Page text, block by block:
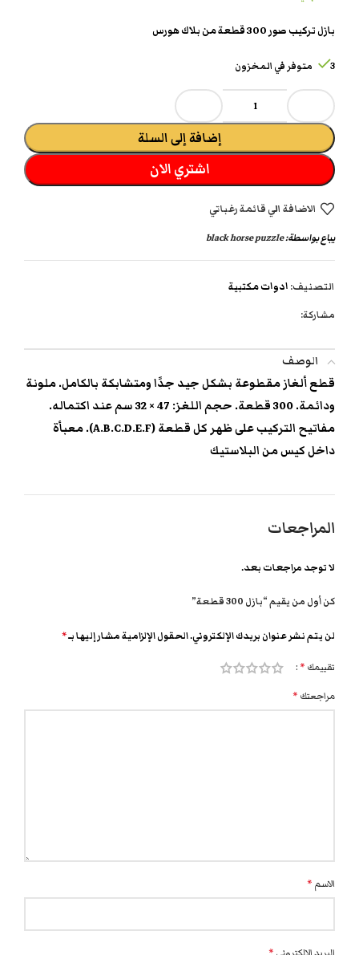
بازل تركيب صور 300 قطعة من بلاك هورس
3 متوفر في المخزون
إضافة إلى السلة
اشتري الان
الاضافة الي قائمة رغباتي
يباع بواسطة:black horse puzzle
التصنيف: ادوات مكتبية
مشاركة:
الوصف
قطع ألغاز مقطوعة بشكل جيد جدًا ومتشابكة بالكامل. ملونة
ودائمة. 300 قطعة. حجم اللغز: 47 × 32 سم عند اكتماله.
مفاتيح التركيب على ظهر كل قطعة (A.B.C.D.E.F). معبأة
داخل كيس من البلاستيك
المراجعات
لا توجد مراجعات بعد.
كن أول من يقيم “بازل 300 قطعة”
لن يتم نشر عنوان بريدك الإلكتروني.الحقول الإلزامية مشار إليها بـ*
تقييمك *
مراجعتك *
الاسم *